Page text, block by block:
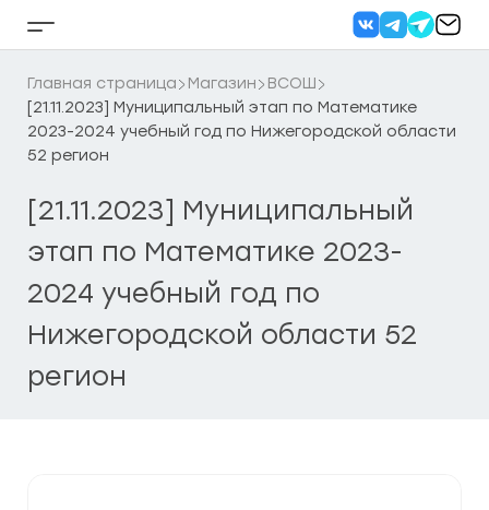
Кнопка
бокового
меню
Главная страница Магазин
ВСОШ
[21.11.2023] Муниципальный этап по Математике
2023-2024 учебный год по Нижегородской области
52 регион
[21.11.2023] Муниципальный
этап по Математике 2023-
2024 учебный год по
Нижегородской области 52
регион